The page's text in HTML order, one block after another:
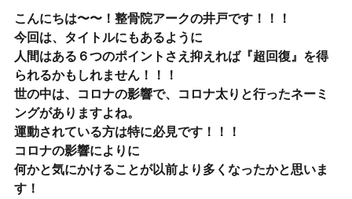
こんにちは〜〜！整骨院アークの井戸です！！！
今回は、タイトルにもあるように
人間はある６つのポイントさえ抑えれば『超回復』を得
られるかもしれません！！！
世の中は、コロナの影響で、コロナ太りと行ったネーミ
ングがありますよね。
運動されている方は特に必見です！！！
コロナの影響によりに
何かと気にかけることが以前より多くなったかと思いま
す！